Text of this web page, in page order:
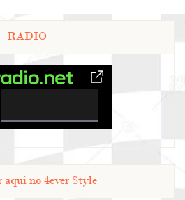
RADIO
0%
aqui no 4ever Style